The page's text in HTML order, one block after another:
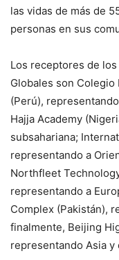
las vidas de más de
personas en sus
Los receptores de
Globales son
(Perú),
Hajja Academy
subsahariana;
representando a
Northfleet
representando a
Complex (Pakistán),
finalmente, Beijing
representando Asia y